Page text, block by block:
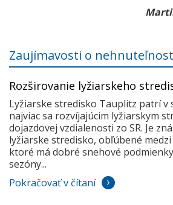
Zaujímavosti o
Rozširovanie lyžiarskeho
Lyžiarske stredisko Tauplitz patrí v
najviac sa rozvíjajúcim lyžiarskym
dojazdovej vzdialenosti zo SR. Je
lyžiarske stredisko, obľúbené
ktoré má dobré snehové
sezóny...
Pokračovať v čítaní